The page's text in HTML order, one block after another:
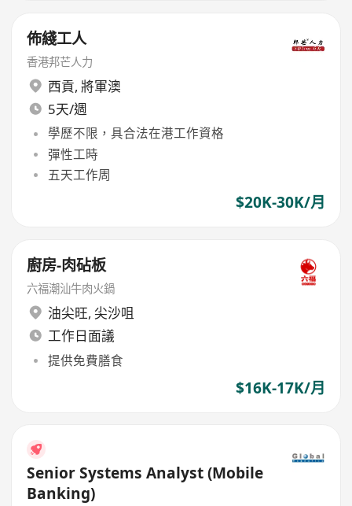
佈綫工人
香港邦芒人力
西貢, 將軍澳
5天/週
學歷不限，具合法在港工作資格
彈性工時
五天工作周
$20K-30K/月
廚房-肉砧板
六福潮汕牛肉火鍋
油尖旺, 尖沙咀
工作日面議
提供免費膳食
$16K-17K/月
Senior Systems Analyst (Mobile
Banking)